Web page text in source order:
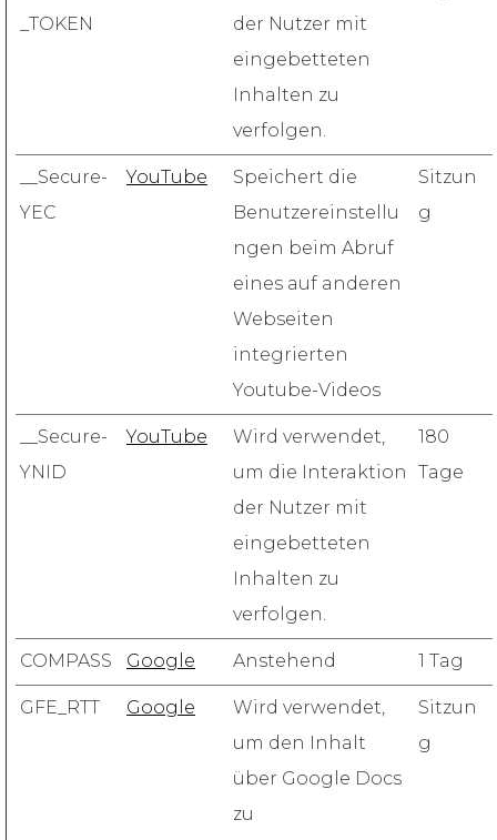
_TOKEN
der Nutzer mit
eingebetteten
Inhalten zu
verfolgen.
__Secure-
YEC
YouTube
Speichert die
Benutzereinstellu
ngen beim Abruf
eines auf anderen
Webseiten
integrierten
Youtube-Videos
Sitzun
g
__Secure-
YNID
YouTube
Wird verwendet,
um die Interaktion
der Nutzer mit
eingebetteten
Inhalten zu
verfolgen.
180
Tage
COMPASS Google Anstehend 1 Tag
GFE_RTT Google
Wird verwendet,
um den Inhalt
über Google Docs
zu
Sitzun
g